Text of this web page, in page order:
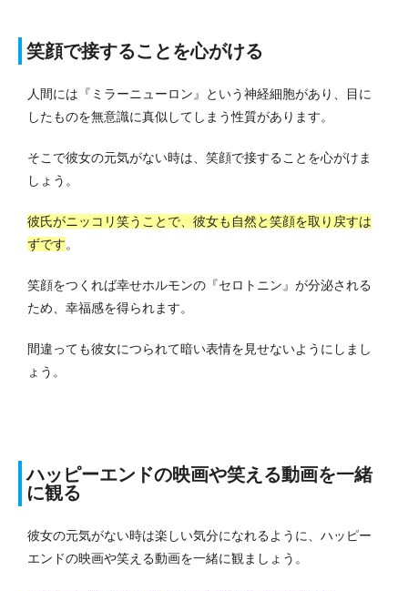
笑顔で接することを心がける
人間には『ミラーニューロン』という神経細胞があり、目に
したものを無意識に真似してしまう性質があります。
そこで彼女の元気がない時は、笑顔で接することを心がけま
しょう。
彼氏がニッコリ笑うことで、彼女も自然と笑顔を取り戻すは
ずです。
笑顔をつくれば幸せホルモンの『セロトニン』が分泌される
ため、幸福感を得られます。
間違っても彼女につられて暗い表情を見せないようにしまし
ょう。
ハッピーエンドの映画や笑える動画を一緒
に観る
彼女の元気がない時は楽しい気分になれるように、ハッピー
エンドの映画や笑える動画を一緒に観ましょう。